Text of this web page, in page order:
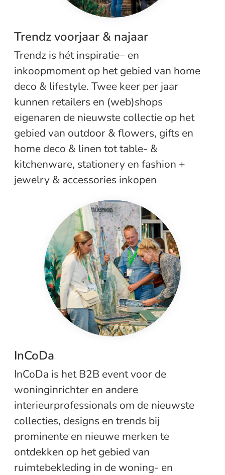
Trendz voorjaar & najaar
Trendz is hét inspiratie– en
inkoopmoment op het gebied van home
deco & lifestyle. Twee keer per jaar
kunnen retailers en (web)shops
eigenaren de nieuwste collectie op het
gebied van outdoor & flowers, gifts en
home deco & linen tot table- &
kitchenware, stationery en fashion +
jewelry & accessories inkopen
InCoDa
InCoDa is het B2B event voor de
woninginrichter en andere
interieurprofessionals om de nieuwste
collecties, designs en trends bij
prominente en nieuwe merken te
ontdekken op het gebied van
ruimtebekleding in de woning- en